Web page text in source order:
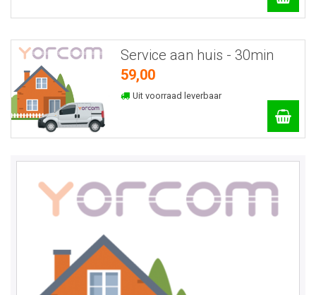
Service aan huis - 30min
59,00
Uit voorraad leverbaar